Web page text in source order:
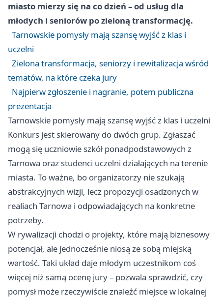
miasto mierzy się na co dzień – od usług dla
młodych i seniorów po zieloną transformację.
Tarnowskie pomysły mają szansę wyjść z klas i
uczelni
Zielona transformacja, seniorzy i rewitalizacja wśród
tematów, na które czeka jury
Najpierw zgłoszenie i nagranie, potem publiczna
prezentacja
Tarnowskie pomysły mają szansę wyjść z klas i uczelni
Konkurs jest skierowany do dwóch grup. Zgłaszać
mogą się uczniowie szkół ponadpodstawowych z
Tarnowa oraz studenci uczelni działających na terenie
miasta. To ważne, bo organizatorzy nie szukają
abstrakcyjnych wizji, lecz propozycji osadzonych w
realiach Tarnowa i odpowiadających na konkretne
potrzeby.
W rywalizacji chodzi o projekty, które mają biznesowy
potencjał, ale jednocześnie niosą ze sobą miejską
wartość. Taki układ daje młodym uczestnikom coś
więcej niż samą ocenę jury – pozwala sprawdzić, czy
pomysł może rzeczywiście znaleźć miejsce w lokalnej